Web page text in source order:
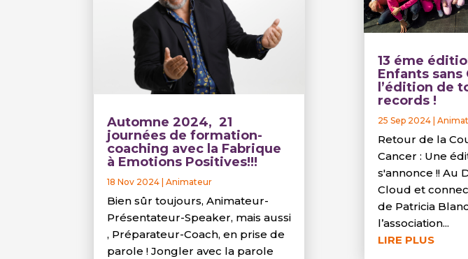
Automne 2024, 21
journées de formation-
coaching avec la Fabrique
à Emotions Positives!!!
18 Nov 2024 |Animateur
Bien sûr toujours, Animateur-
Présentateur-Speaker, mais aussi
, Préparateur-Coach, en prise de
parole ! Jongler avec la parole
13 éme
Enfants sans
l’édition de
records !
25 Sep 2024 |
Retour de la
Cancer : Une
s'annonce !! Au
Cloud et
de Patricia
l’association...
LIRE PLUS